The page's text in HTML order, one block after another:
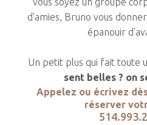
d'amies, Bruno vous
épanouir
Un petit plus qui fait toute
sent belles ? on
Appelez ou écrivez
réserver